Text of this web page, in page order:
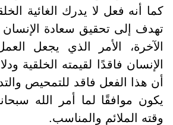
كما أنه فعل لا يدرك الغائية
تهدف إلى تحقيق سعادة الإنسان
الآخرة، الأمر الذي يجعل
الإنسان فاقدًا لقيمته الخلقية
أن هذا الفعل فاقد للتمحيص
يكون موافقًا لما أمر الله
وقته الملائم والمناسب.